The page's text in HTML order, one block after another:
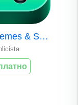
Sticky - Memes & Sticker Maker